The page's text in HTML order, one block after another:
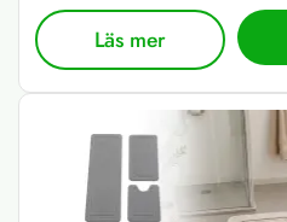
Läs mer